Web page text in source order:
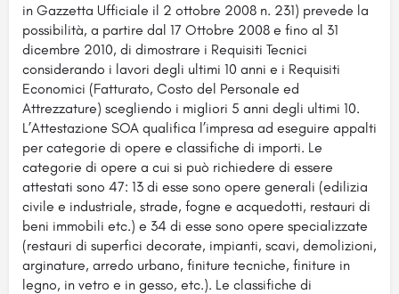
in Gazzetta Ufficiale il 2 ottobre 2008 n. 231) prevede la
possibilità, a partire dal 17 Ottobre 2008 e fino al 31
dicembre 2010, di dimostrare i Requisiti Tecnici
considerando i lavori degli ultimi 10 anni e i Requisiti
Economici (Fatturato, Costo del Personale ed
Attrezzature) scegliendo i migliori 5 anni degli ultimi 10.
L’Attestazione SOA qualifica l’impresa ad eseguire appalti
per categorie di opere e classifiche di importi. Le
categorie di opere a cui si può richiedere di essere
attestati sono 47: 13 di esse sono opere generali (edilizia
civile e industriale, strade, fogne e acquedotti, restauri di
beni immobili etc.) e 34 di esse sono opere specializzate
(restauri di superfici decorate, impianti, scavi, demolizioni,
arginature, arredo urbano, finiture tecniche, finiture in
legno, in vetro e in gesso, etc.). Le classifiche di